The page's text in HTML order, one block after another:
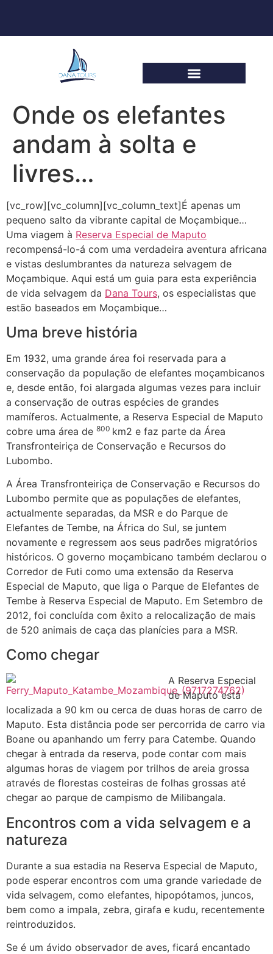
Onde os elefantes
andam à solta e
livres…
[vc_row][vc_column][vc_column_text]É apenas um
pequeno salto da vibrante capital de Moçambique…
Uma viagem à Reserva Especial de Maputo
recompensá-lo-á com uma verdadeira aventura africana
e vistas deslumbrantes da natureza selvagem de
Moçambique. Aqui está um guia para esta experiência
de vida selvagem da Dana Tours, os especialistas que
estão baseados em Moçambique…
Uma breve história
Em 1932, uma grande área foi reservada para a
conservação da população de elefantes moçambicanos
e, desde então, foi alargada algumas vezes para incluir
a conservação de outras espécies de grandes
mamíferos. Actualmente, a Reserva Especial de Maputo
cobre uma área de 800 km2 e faz parte da Área
Transfronteiriça de Conservação e Recursos do
Lubombo.
A Área Transfronteiriça de Conservação e Recursos do
Lubombo permite que as populações de elefantes,
actualmente separadas, da MSR e do Parque de
Elefantes de Tembe, na África do Sul, se juntem
novamente e regressem aos seus padrões migratórios
históricos. O governo moçambicano também declarou o
Corredor de Futi como uma extensão da Reserva
Especial de Maputo, que liga o Parque de Elefantes de
Tembe à Reserva Especial de Maputo. Em Setembro de
2012, foi concluída com êxito a relocalização de mais
de 520 animais de caça das planícies para a MSR.
Como chegar
A Reserva Especial
de Maputo está
localizada a 90 km ou cerca de duas horas de carro de
Maputo. Esta distância pode ser percorrida de carro via
Boane ou apanhando um ferry para Catembe. Quando
chegar à entrada da reserva, pode contar com mais
algumas horas de viagem por trilhos de areia grossa
através de florestas costeiras de folhas grossas até
chegar ao parque de campismo de Milibangala.
Encontros com a vida selvagem e a
natureza
Durante a sua estadia na Reserva Especial de Maputo,
pode esperar encontros com uma grande variedade de
vida selvagem, como elefantes, hipopótamos, juncos,
bem como a impala, zebra, girafa e kudu, recentemente
reintroduzidos.
Se é um ávido observador de aves, ficará encantado